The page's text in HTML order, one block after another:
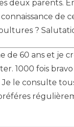
deux parents.
de
?
de 60 ans et je
1000 fois
le consulte